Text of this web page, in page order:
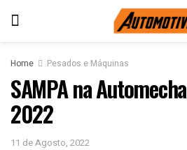
Home Pesados e Máquinas
SAMPA na
2022
11 de Agosto, 2022